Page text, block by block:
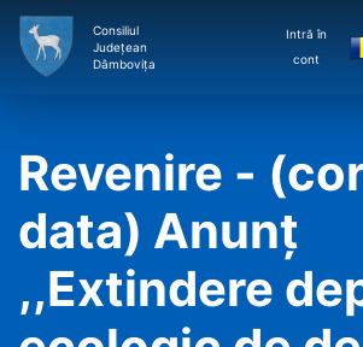
Consiliul
Județean
Dâmbovița
Intră în
cont
Revenire -
data) Anunț
,,Extindere